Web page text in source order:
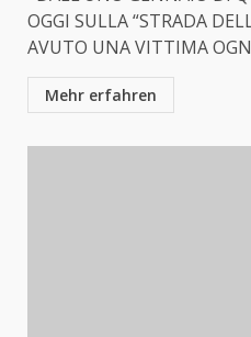
OGGI SULLA “STRADA
AVUTO UNA VITTIMA
Mehr erfahren